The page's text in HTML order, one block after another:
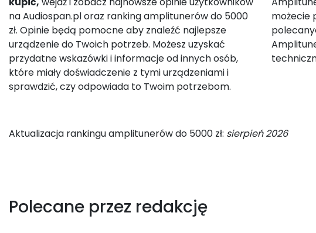
na Audiospan.pl oraz ranking amplitunerów do 5000
zł. Opinie będą pomocne aby znaleźć najlepsze
urządzenie do Twoich potrzeb. Możesz uzyskać
przydatne wskazówki i informacje od innych osób,
które miały doświadczenie z tymi urządzeniami i
sprawdzić, czy odpowiada to Twoim potrzebom.
możecie
Aktualizacja rankingu amplitunerów do 5000 zł: sierpień 2026
Polecane przez redakcję